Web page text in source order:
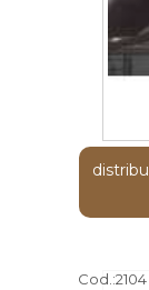
Cod.:2104